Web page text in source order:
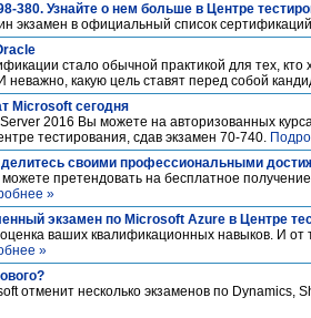
380. Узнайте о нем больше в Центре
экзамен в официальный список
стало обычной практикой для тех, кто
какую цель ставят перед собой
Microsoft сегодня
2016 Вы можете на авторизованных
тестирования, сдав экзамен 70-740.
своими профессиональными
претендовать на бесплатное
»
экзамен по Microsoft Azure в Центре
ваших квалификационных навыков. И от
»
отменит несколько экзаменов по Dynamics,